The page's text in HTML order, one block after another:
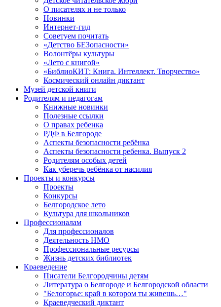
О писателях и не только
Новинки
Интернет-гид
Советуем почитать
«Детство БЕЗопасности»
Волонтёры культуры
«Лето с книгой»
«БиблиоКИТ: Книга. Интеллект. Творчество»
Космический онлайн диктант
Музей детской книги
Родителям и педагогам
Книжные новинки
Полезные ссылки
О правах ребенка
РДФ в Белгороде
Аспекты безопасности ребёнка
Аспекты безопасности ребенка. Выпуск 2
Родителям особых детей
Как уберечь ребёнка от насилия
Проекты и конкурсы
Проекты
Конкурсы
Белгородское лето
Культура для школьников
Профессионалам
Для профессионалов
Деятельность НМО
Профессиональные ресурсы
Жизнь детских библиотек
Краеведение
Писатели Белгородчины детям
Литература о Белгороде и Белгородской области
"Белогорье: край в котором ты живешь…"
Краеведческий диктант